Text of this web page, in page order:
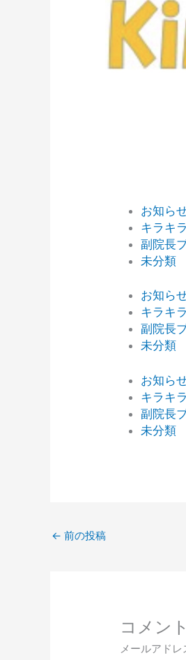
お知ら
キラキ
副院長
未分類
お知ら
キラキ
副院長
未分類
お知ら
キラキ
副院長
未分類
← 前の投稿
コメン
メールアド